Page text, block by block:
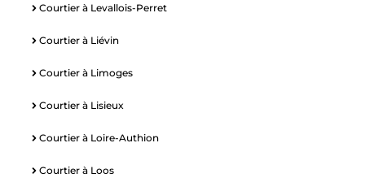
Courtier à Levallois-Perret
Courtier à Liévin
Courtier à Limoges
Courtier à Lisieux
Courtier à Loire-Authion
Courtier à Loos